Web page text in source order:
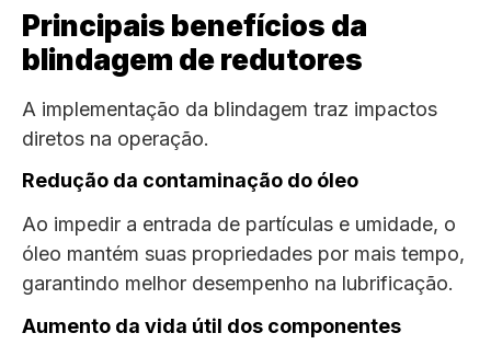
Principais benefícios da
blindagem de redutores
A implementação da blindagem traz impactos
diretos na operação.
Redução da contaminação do óleo
Ao impedir a entrada de partículas e umidade, o
óleo mantém suas propriedades por mais tempo,
garantindo melhor desempenho na lubrificação.
Aumento da vida útil dos componentes